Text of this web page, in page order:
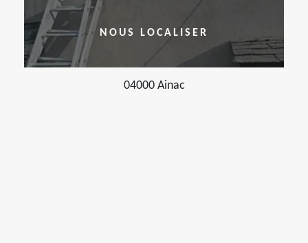
NOUS LOCALISER
04000 Ainac